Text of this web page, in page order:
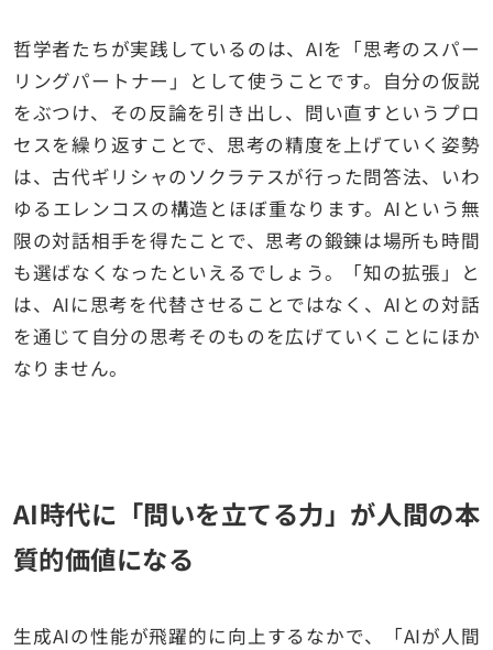
哲学者たちが実践しているのは、AIを「思考のスパー
リングパートナー」として使うことです。自分の仮説
をぶつけ、その反論を引き出し、問い直すというプロ
セスを繰り返すことで、思考の精度を上げていく姿勢
は、古代ギリシャのソクラテスが行った問答法、いわ
ゆるエレンコスの構造とほぼ重なります。AIという無
限の対話相手を得たことで、思考の鍛錬は場所も時間
も選ばなくなったといえるでしょう。「知の拡張」と
は、AIに思考を代替させることではなく、AIとの対話
を通じて自分の思考そのものを広げていくことにほか
なりません。
AI時代に「問いを立てる力」が人間の本
質的価値になる
生成AIの性能が飛躍的に向上するなかで、「AIが人間